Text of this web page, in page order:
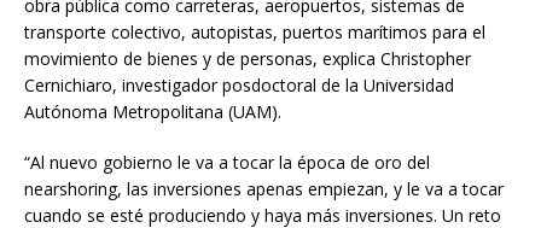
obra pública como carreteras, aeropuertos, sistemas de
transporte colectivo, autopistas, puertos marítimos para el
movimiento de bienes y de personas, explica Christopher
Cernichiaro, investigador posdoctoral de la Universidad
Autónoma Metropolitana (UAM).
“Al nuevo gobierno le va a tocar la época de oro del
nearshoring, las inversiones apenas empiezan, y le va a tocar
cuando se esté produciendo y haya más inversiones. Un reto